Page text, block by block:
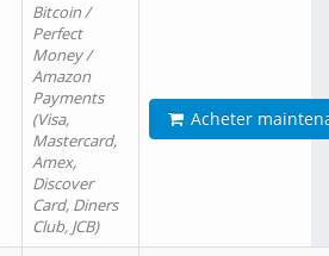
Bitcoin /
Perfect
Money /
Amazon
Payments
(Visa,
Mastercard,
Amex,
Discover
Card, Diners
Club, JCB)
Acheter